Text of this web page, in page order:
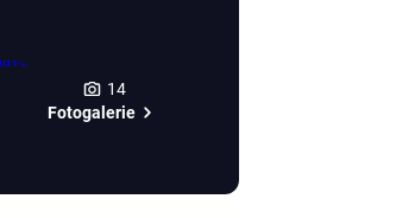
14
Fotogalerie